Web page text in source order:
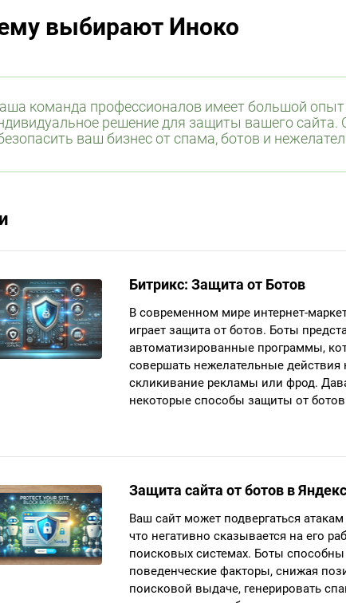
выбирают Иноко
команда профессионалов имеет большой
решение для защиты вашего
ваш бизнес от спама, ботов и
Битрикс: Защита от Ботов
В современном мире интернет-
играет защита от ботов. Боты
автоматизированные программы,
совершать нежелательные действия
скликивание рекламы или фрод.
некоторые способы защиты от
Защита сайта от ботов в
Ваш сайт может подвергаться
что негативно сказывается на его
поисковых системах. Боты способны
поведенческие факторы, снижая
поисковой выдаче, генерировать